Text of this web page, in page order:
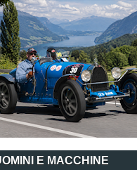
E MACCHINE